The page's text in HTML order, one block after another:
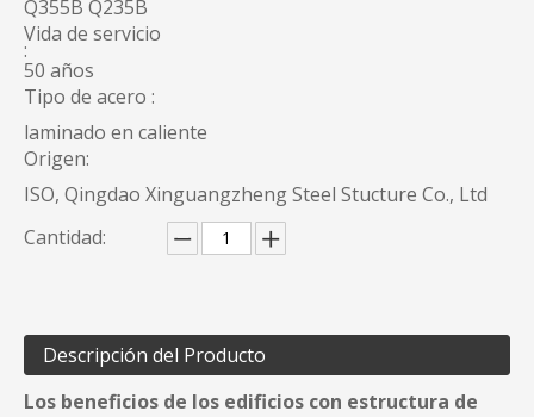
Q355B Q235B
Vida de servicio
:
50 años
Tipo de acero :
laminado en caliente
Origen:
ISO, Qingdao Xinguangzheng Steel Stucture Co., Ltd
Cantidad:
Descripción del Producto
Los beneficios de los edificios con estructura de